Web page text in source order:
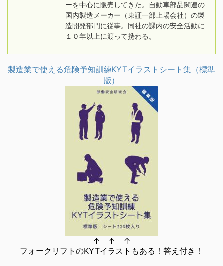
ーを中心に販売してきた。自動車部品関連の
国内製造メーカー（東証一部上場会社）の製
造開発部門に従事。同社の課内の安全活動に
１０年以上に渡って携わる。
製造業で使える危険予知訓練KYTイラストシート集（標準
版）
↑ ↑ ↑
フォークリフトのKYTイラストもある！答え付き！